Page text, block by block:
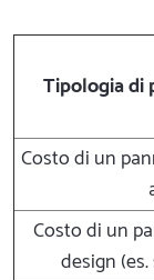
Tipologia
Costo di un
Costo di un
design